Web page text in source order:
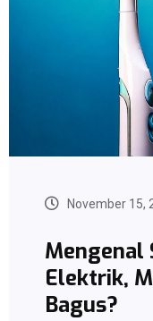
November 15,
Mengenal
Elektrik,
Bagus?